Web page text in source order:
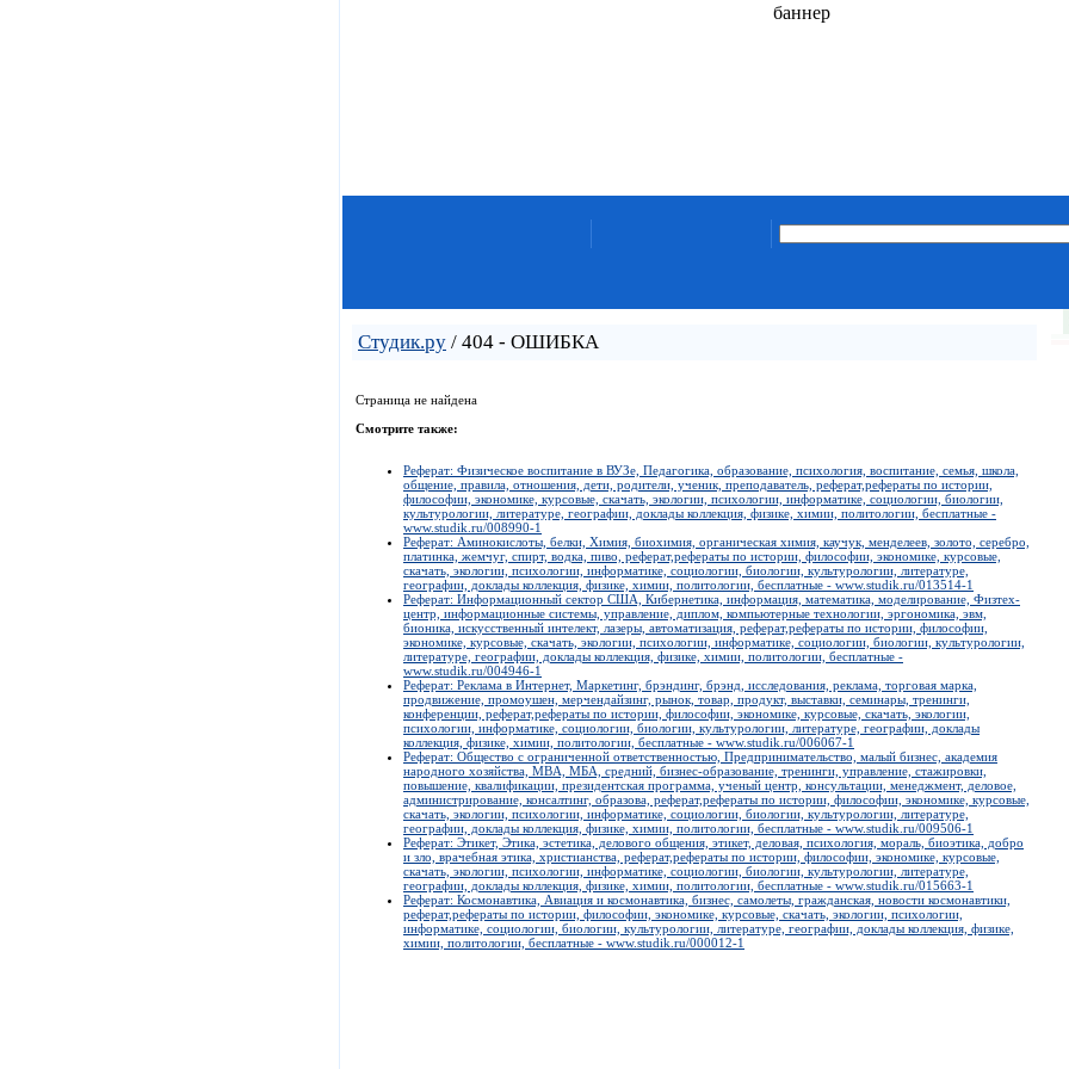
баннер
Студик.ру / 404 - ОШИБКА
Страница не найдена
Смотрите также:
Реферат: Физическое воспитание в ВУЗе, Педагогика, образование, психология, воспитание, семья, школа,
общение, правила, отношения, дети, родители, ученик, преподаватель, реферат,рефераты по истории,
философии, экономике, курсовые, скачать, экологии, психологии, информатике, социологии, биологии,
культурологии, литературе, географии, доклады коллекция, физике, химии, политологии, бесплатные -
www.studik.ru/008990-1
Реферат: Аминокислоты, белки, Химия, биохимия, органическая химия, каучук, менделеев, золото, серебро,
платинка, жемчуг, спирт, водка, пиво, реферат,рефераты по истории, философии, экономике, курсовые,
скачать, экологии, психологии, информатике, социологии, биологии, культурологии, литературе,
географии, доклады коллекция, физике, химии, политологии, бесплатные - www.studik.ru/013514-1
Реферат: Информационный сектор США, Кибернетика, информация, математика, моделирование, Физтех-
центр, информационные системы, управление, диплом, компьютерные технологии, эргономика, эвм,
бионика, искусственный интелект, лазеры, автоматизация, реферат,рефераты по истории, философии,
экономике, курсовые, скачать, экологии, психологии, информатике, социологии, биологии, культурологии,
литературе, географии, доклады коллекция, физике, химии, политологии, бесплатные -
www.studik.ru/004946-1
Реферат: Реклама в Интернет, Маркетинг, брэндинг, брэнд, исследования, реклама, торговая марка,
продвижение, промоушен, мерчендайзинг, рынок, товар, продукт, выставки, семинары, тренинги,
конференции, реферат,рефераты по истории, философии, экономике, курсовые, скачать, экологии,
психологии, информатике, социологии, биологии, культурологии, литературе, географии, доклады
коллекция, физике, химии, политологии, бесплатные - www.studik.ru/006067-1
Реферат: Общество с ограниченной ответственностью, Предпринимательство, малый бизнес, академия
народного хозяйства, MBA, МБА, средний, бизнес-образование, тренинги, управление, стажировки,
повышение, квалификации, президентская программа, ученый центр, консультации, менеджмент, деловое,
администрирование, консалтинг, образова, реферат,рефераты по истории, философии, экономике, курсовые,
скачать, экологии, психологии, информатике, социологии, биологии, культурологии, литературе,
географии, доклады коллекция, физике, химии, политологии, бесплатные - www.studik.ru/009506-1
Реферат: Этикет, Этика, эстетика, делового общения, этикет, деловая, психология, мораль, биоэтика, добро
и зло, врачебная этика, христианства, реферат,рефераты по истории, философии, экономике, курсовые,
скачать, экологии, психологии, информатике, социологии, биологии, культурологии, литературе,
географии, доклады коллекция, физике, химии, политологии, бесплатные - www.studik.ru/015663-1
Реферат: Космонавтика, Авиация и космонавтика, бизнес, самолеты, гражданская, новости космонавтики,
реферат,рефераты по истории, философии, экономике, курсовые, скачать, экологии, психологии,
информатике, социологии, биологии, культурологии, литературе, географии, доклады коллекция, физике,
химии, политологии, бесплатные - www.studik.ru/000012-1